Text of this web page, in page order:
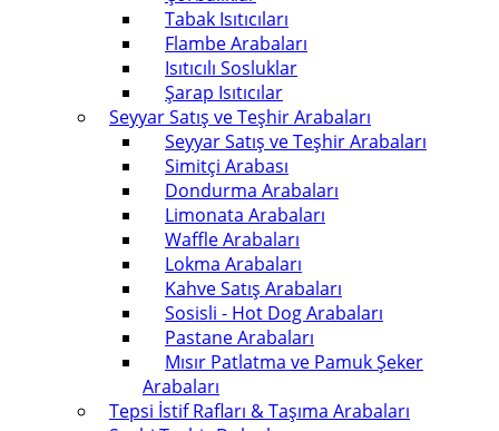
Tabak Isıtıcıları
Flambe Arabaları
Isıtıcılı Sosluklar
Şarap Isıtıcılar
Seyyar Satış ve Teşhir Arabaları
Seyyar Satış ve Teşhir Arabaları
Simitçi Arabası
Dondurma Arabaları
Limonata Arabaları
Waffle Arabaları
Lokma Arabaları
Kahve Satış Arabaları
Sosisli - Hot Dog Arabaları
Pastane Arabaları
Mısır Patlatma ve Pamuk Şeker
Arabaları
Tepsi İstif Rafları & Taşıma Arabaları